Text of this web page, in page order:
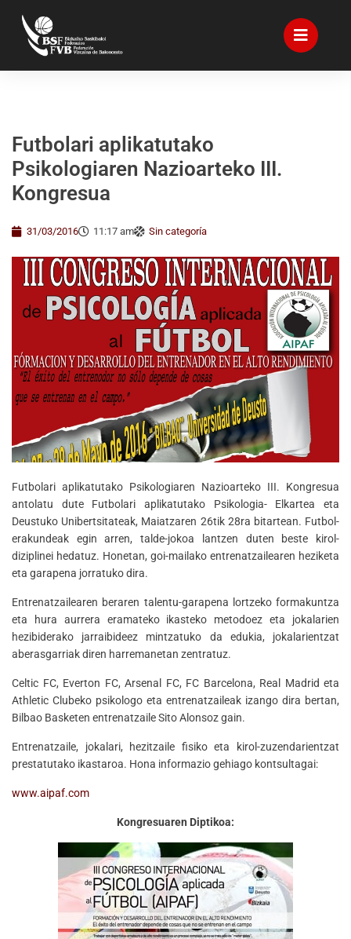
Futbolari aplikatutako
Psikologiaren Nazioarteko III.
Kongresua
31/03/2016 11:17 am Sin categoría
Futbolari aplikatutako Psikologiaren Nazioarteko III. Kongresua
antolatu dute Futbolari aplikatutako Psikologia- Elkartea eta
Deustuko Unibertsitateak, Maiatzaren 26tik 28ra bitartean. Futbol-
erakundeak egin arren, talde-jokoa lantzen duten beste kirol-
diziplinei hedatuz. Honetan, goi-mailako entrenatzailearen heziketa
eta garapena jorratuko dira.
Entrenatzailearen beraren talentu-garapena lortzeko formakuntza
eta hura aurrera eramateko ikasteko metodoez eta jokalarien
hezibiderako jarraibideez mintzatuko da edukia, jokalarientzat
aberasgarriak diren harremanetan zentratuz.
Celtic FC, Everton FC, Arsenal FC, FC Barcelona, Real Madrid eta
Athletic Clubeko psikologo eta entrenatzaileak izango dira bertan,
Bilbao Basketen entrenatzaile Sito Alonsoz gain.
Entrenatzaile, jokalari, hezitzaile fisiko eta kirol-zuzendarientzat
prestatutako ikastaroa. Hona informazio gehiago kontsultagai:
www.aipaf.com
Kongresuaren Diptikoa: